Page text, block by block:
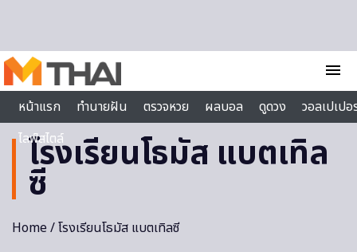
menu
หน้าแรก
ทำนายฝัน ตรวจหวย ผลบอล ดูดวง
วอลเปเป
ไลฟ์สไตล์
โรงเรียนโธมัส แบตเทิล
ซี
Home/ โรงเรียนโธมัส แบตเทิลซี